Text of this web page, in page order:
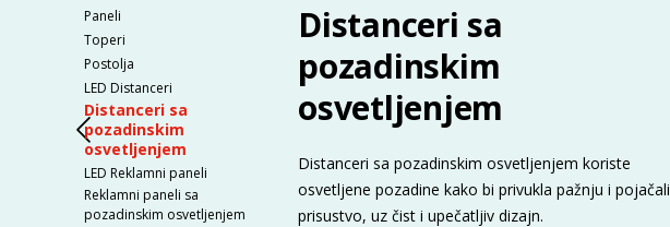
Paneli
Toperi
Postolja
LED Distanceri
Distanceri sa
pozadinskim
osvetljenjem
LED Reklamni paneli
Reklamni paneli sa
pozadinskim osvetljenjem
Distanceri sa
pozadinskim
osvetljenjem
Distanceri sa pozadinskim osvetljenjem koriste
osvetljene pozadine kako bi privukla pažnju i pojačali
prisustvo, uz čist i upečatljiv dizajn.